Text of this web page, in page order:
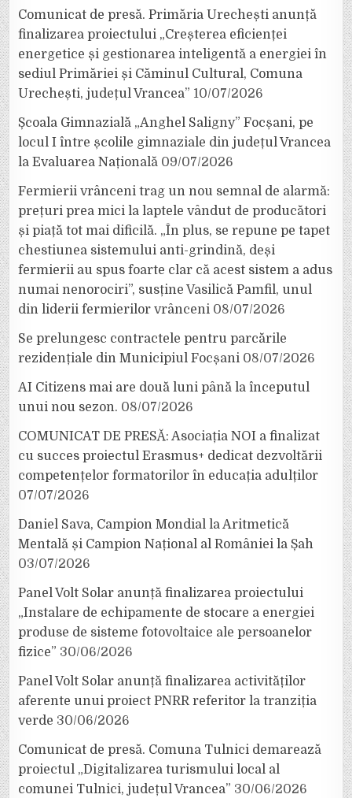
Comunicat de presă. Primăria Urechești anunță
finalizarea proiectului „Creșterea eficienței
energetice și gestionarea inteligentă a energiei în
sediul Primăriei și Căminul Cultural, Comuna
Urechești, județul Vrancea” 10/07/2026
Școala Gimnazială „Anghel Saligny” Focșani, pe
locul I între școlile gimnaziale din județul Vrancea
la Evaluarea Națională 09/07/2026
Fermierii vrânceni trag un nou semnal de alarmă:
prețuri prea mici la laptele vândut de producători
și piață tot mai dificilă. „În plus, se repune pe tapet
chestiunea sistemului anti-grindină, deși
fermierii au spus foarte clar că acest sistem a adus
numai nenorociri”, susține Vasilică Pamfil, unul
din liderii fermierilor vrânceni 08/07/2026
Se prelungesc contractele pentru parcările
rezidențiale din Municipiul Focșani 08/07/2026
AI Citizens mai are două luni până la începutul
unui nou sezon. 08/07/2026
COMUNICAT DE PRESĂ: Asociația NOI a finalizat
cu succes proiectul Erasmus+ dedicat dezvoltării
competențelor formatorilor în educația adulților
07/07/2026
Daniel Sava, Campion Mondial la Aritmetică
Mentală și Campion Național al României la Șah
03/07/2026
Panel Volt Solar anunță finalizarea proiectului
„Instalare de echipamente de stocare a energiei
produse de sisteme fotovoltaice ale persoanelor
fizice” 30/06/2026
Panel Volt Solar anunță finalizarea activităților
aferente unui proiect PNRR referitor la tranziția
verde 30/06/2026
Comunicat de presă. Comuna Tulnici demarează
proiectul „Digitalizarea turismului local al
comunei Tulnici, județul Vrancea” 30/06/2026